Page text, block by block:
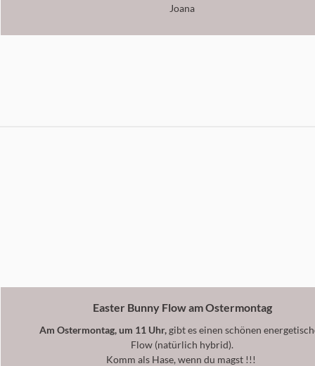
Joana
Easter Bunny Flow am Ostermontag
Am Ostermontag, um 11 Uhr,gibt es einen schönen
Flow (natürlich hybrid).
Komm als Hase, wenn du magst !!!